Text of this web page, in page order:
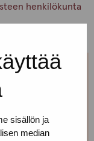
sisällön ja
median
henkilökunta
haluaisit